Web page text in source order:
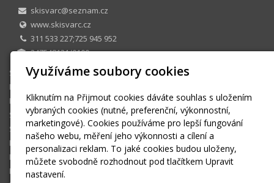
skisvarc@seznam.cz
www.skisvarc.cz
311 533 227;725 945 952
247548131/0100
SKI CENTRUM Petr Švarc
E-shop
Půjčovna
Sezonní půjčovné
Skiservis
Kontakt
Kontaktní formulář
Ke stažení
Využíváme soubory cookies
Kliknutím na Přijmout cookies dáváte souhlas s uložením
vybraných cookies (nutné, preferenční, výkonnostní,
marketingové). Cookies používáme pro lepší fungování
našeho webu, měření jeho výkonnosti a cílení a
personalizaci reklam. To jaké cookies budou uloženy,
můžete svobodně rozhodnout pod tlačítkem Upravit
nastavení.